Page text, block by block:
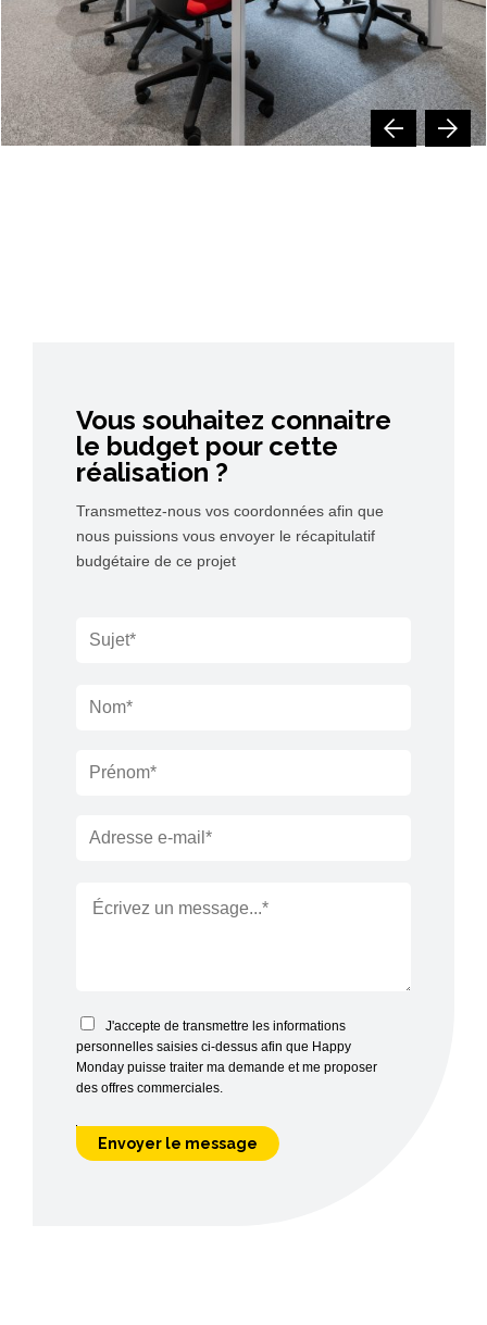
Vous souhaitez connaitre
le budget pour cette
réalisation ?
Transmettez-nous vos coordonnées afin que
nous puissions vous envoyer le récapitulatif
budgétaire de ce projet
J'accepte de transmettre les informations
personnelles saisies ci-dessus afin que Happy
Monday puisse traiter ma demande et me proposer
des offres commerciales.